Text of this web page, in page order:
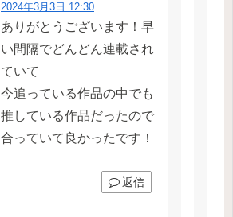
2024年3月3日 12:30
ありがとうございます！早
い間隔でどんどん連載され
ていて
今追っている作品の中でも
推している作品だったので
合っていて良かったです！
返信